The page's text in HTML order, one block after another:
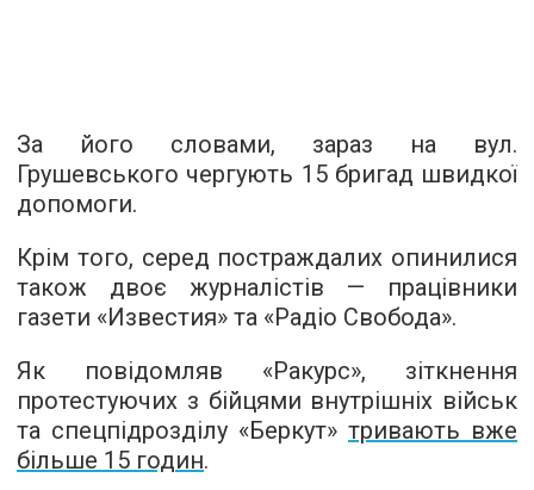
За його словами, зараз на вул.
Грушевського чергують 15 бригад швидкої
допомоги.
Крім того, серед постраждалих опинилися
також двоє журналістів — працівники
газети «Известия» та «Радіо Свобода».
Як повідомляв «Ракурс», зіткнення
протестуючих з бійцями внутрішніх військ
та спецпідрозділу «Беркут» тривають вже
більше 15 годин.